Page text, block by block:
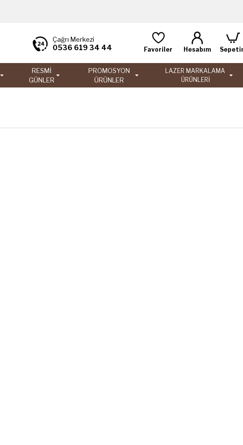
Çağrı Merkezi
0536 619 34 44 Favoriler Hesabım
RESMİ
GÜNLER
PROMOSYON
ÜRÜNLER
LAZER MARKALAMA
ÜRÜNLERİ